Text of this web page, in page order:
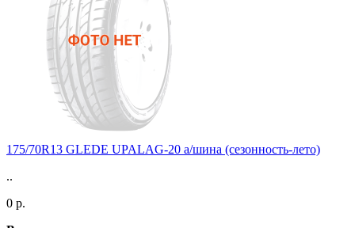
175/70R13 GLEDE UPALAG-20 а/шина (сезонность-лето)
..
0 р.